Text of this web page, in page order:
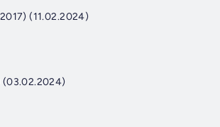
(11.02.2024)
(03.02.2024)